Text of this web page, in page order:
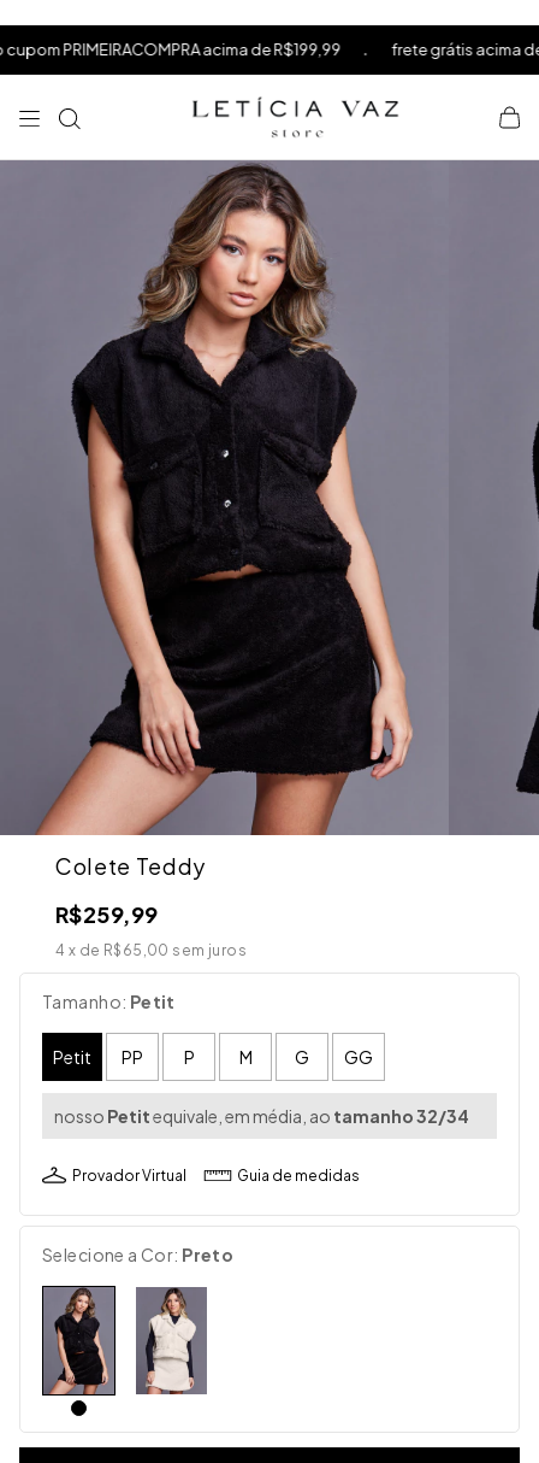
acima de R$199,99 . frete grátis acima de R$599
Colete Teddy
R$259,99
4 x de R$65,00 sem juros
Selecione a Cor: Preto
Tamanho: Petit
Petit PP P M G GG
nosso Petitequivale, em média, ao tamanho 32/34
Provador Virtual Guia de medidas